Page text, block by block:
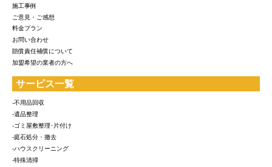
施工事例
ご意見・ご感想
料金プラン
お問い合わせ
賠償責任補償について
加盟希望の業者の方へ
サービス一覧
-不用品回収
-遺品整理
-ゴミ屋敷整理･片付け
-庭石処分・撤去
-ハウスクリーニング
-特殊清掃